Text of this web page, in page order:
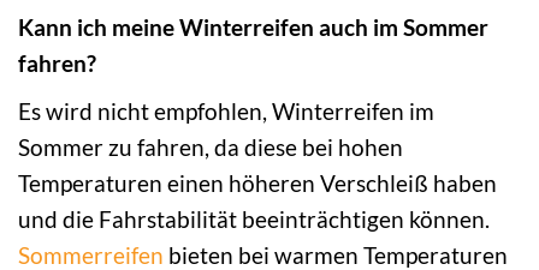
Kann ich meine Winterreifen auch im Sommer
fahren?
Es wird nicht empfohlen, Winterreifen im
Sommer zu fahren, da diese bei hohen
Temperaturen einen höheren Verschleiß haben
und die Fahrstabilität beeinträchtigen können.
Sommerreifen bieten bei warmen Temperaturen